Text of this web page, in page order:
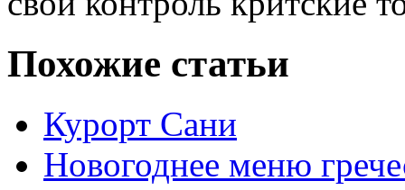
Похожие статьи
Курорт Сани
Новогоднее меню